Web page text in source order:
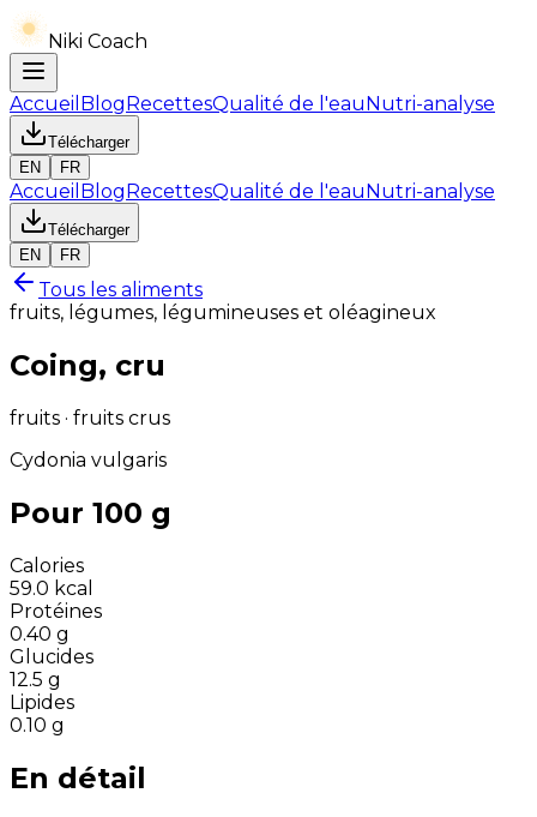
Niki Coach
Accueil BlogRecettesQualité de l'eauNutri-analyse
Télécharger
EN
FR
Accueil BlogRecettesQualité de l'eauNutri-analyse
Télécharger
EN
FR
Tous les aliments
fruits, légumes, légumineuses et oléagineux
Coing, cru
fruits · fruits crus
Cydonia vulgaris
Pour 100 g
Calories
59.0 kcal
Protéines
0.40 g
Glucides
12.5 g
Lipides
0.10 g
En détail